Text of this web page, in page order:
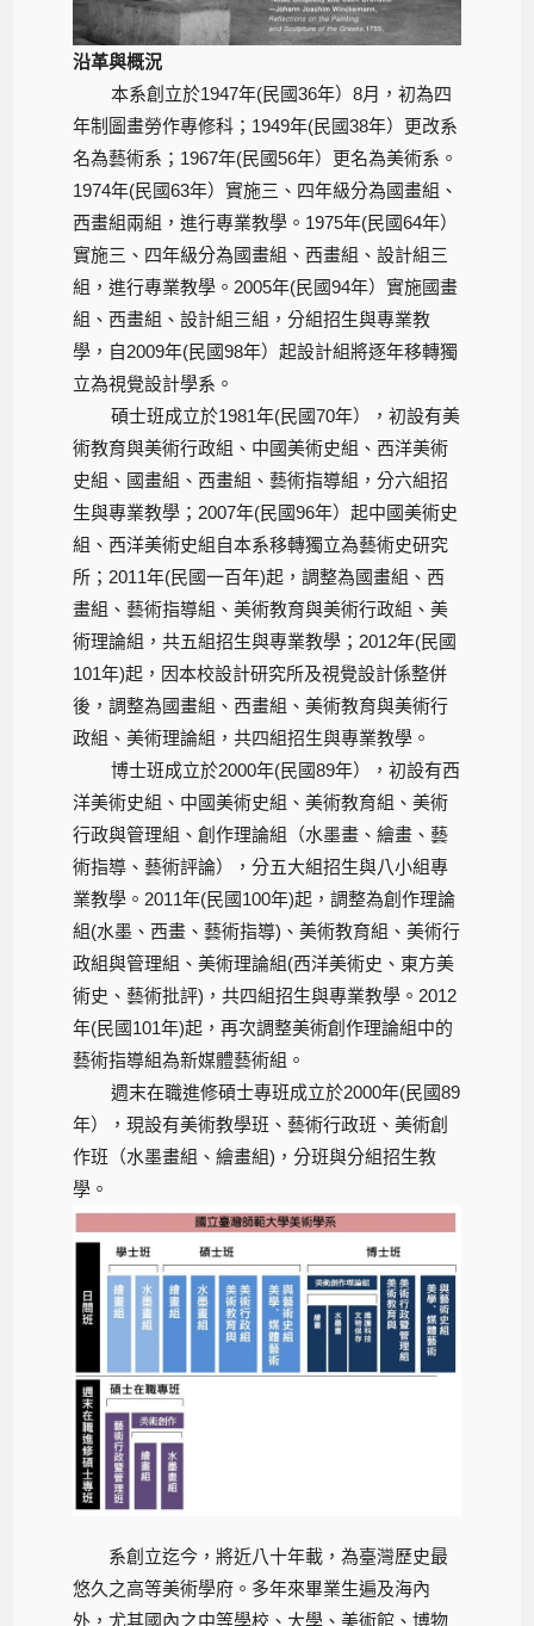
沿革與概況
本系創立於1947年(民國36年）8月，初為四
年制圖畫勞作專修科；1949年(民國38年）更改系
名為藝術系；1967年(民國56年）更名為美術系。
1974年(民國63年）實施三、四年級分為國畫組、
西畫組兩組，進行專業教學。1975年(民國64年）
實施三、四年級分為國畫組、西畫組、設計組三
組，進行專業教學。2005年(民國94年）實施國畫
組、西畫組、設計組三組，分組招生與專業教
學，自2009年(民國98年）起設計組將逐年移轉獨
立為視覺設計學系。
碩士班成立於1981年(民國70年），初設有美
術教育與美術行政組、中國美術史組、西洋美術
史組、國畫組、西畫組、藝術指導組，分六組招
生與專業教學；2007年(民國96年）起中國美術史
組、西洋美術史組自本系移轉獨立為藝術史研究
所；2011年(民國一百年)起，調整為國畫組、西
畫組、藝術指導組、美術教育與美術行政組、美
術理論組，共五組招生與專業教學；2012年(民國
101年)起，因本校設計研究所及視覺設計係整併
後，調整為國畫組、西畫組、美術教育與美術行
政組、美術理論組，共四組招生與專業教學。
博士班成立於2000年(民國89年），初設有西
洋美術史組、中國美術史組、美術教育組、美術
行政與管理組、創作理論組（水墨畫、繪畫、藝
術指導、藝術評論），分五大組招生與八小組專
業教學。2011年(民國100年)起，調整為創作理論
組(水墨、西畫、藝術指導)、美術教育組、美術行
政組與管理組、美術理論組(西洋美術史、東方美
術史、藝術批評)，共四組招生與專業教學。2012
年(民國101年)起，再次調整美術創作理論組中的
藝術指導組為新媒體藝術組。
週末在職進修碩士專班成立於2000年(民國89
年），現設有美術教學班、藝術行政班、美術創
作班（水墨畫組、繪畫組)，分班與分組招生教
學。
系創立迄今，將近八十年載，為臺灣歷史最
悠久之高等美術學府。多年來畢業生遍及海內
外，尤其國內之中等學校、大學、美術館、博物